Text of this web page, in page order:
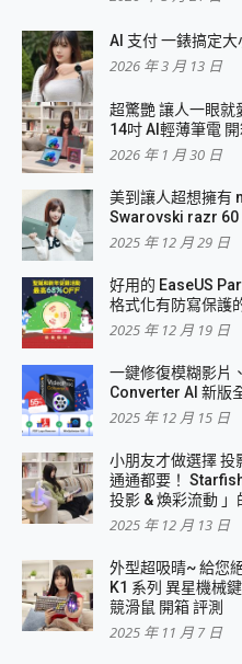
AI 支付 一錶搞定
2026 年 3 月 13 日
超驚艷 讓人一眼就
14吋 AI輕薄筆電 開
2026 年 1 月 30 日
美到讓人超想擁有
Swarovski razr 60
2025 年 12 月 29 日
好用的 EaseUS
格式化有防寫保護
2025 年 12 月 19 日
一鍵修復模糊影片
Converter AI 新版
2025 年 12 月 15 日
小朋友才做選擇 投
通通都要！
投影 & 煥彩流動
2025 年 12 月 13 日
外型超吸晴~ 給您
K1 系列 異星機械
競滑鼠 開箱 評測
2025 年 11 月 7 日